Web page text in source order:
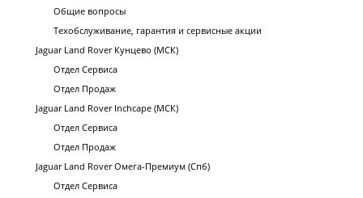
Общие вопросы
Техобслуживание, гарантия и сервисные акции
Jaguar Land Rover Кунцево (МСК)
Отдел Сервиса
Отдел Продаж
Jaguar Land Rover Inchcape (МСК)
Отдел Сервиса
Отдел Продаж
Jaguar Land Rover Омега-Премиум (Спб)
Отдел Сервиса